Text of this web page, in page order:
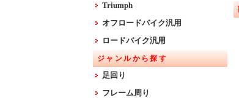
Triumph
オフロードバイク汎用
ロードバイク汎用
ジャンルから探す
足回り
フレーム周り